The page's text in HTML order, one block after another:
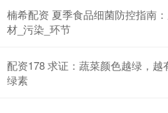
楠希配资 夏季食品细菌防控指南
材_污染_环节
配资178 求证：蔬菜颜色越绿，
绿素